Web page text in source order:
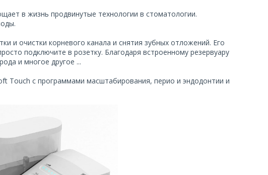
в жизнь продвинутые технологии в стоматологии.
и очистки корневого канала и снятия зубных отложений. Его
подключите в розетку. Благодаря встроенному резервуару
и многое другое ...
Touch с программами масштабирования, перио и эндодонтии и